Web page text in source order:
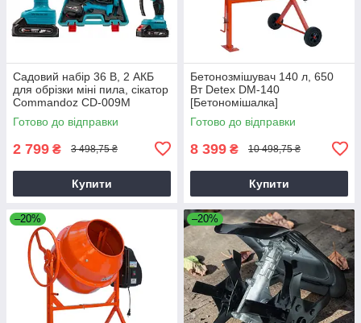
Садовий набір 36 В, 2 АКБ
для обрізки міні пила, сікатор
Commandoz CD-009M
Готово до відправки
2 799 ₴ 3 498,75 ₴
Купити
Бетонозмішувач 140 л, 650
Вт Detex DM-140
[Бетономішалка]
Готово до відправки
8 399 ₴ 10 498,75 ₴
Купити
–20% –20%